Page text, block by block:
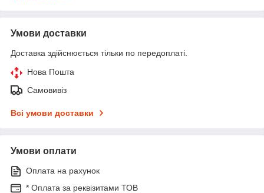
Умови доставки
Доставка здійснюється тільки по передоплаті.
Нова Пошта
Самовивіз
Всі умови доставки
Умови оплати
Оплата на рахунок
* Оплата за реквізитами ТОВ